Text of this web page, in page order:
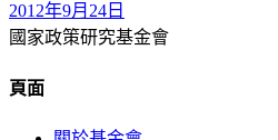
2012年9月24日
國家政策研究基金會
頁面